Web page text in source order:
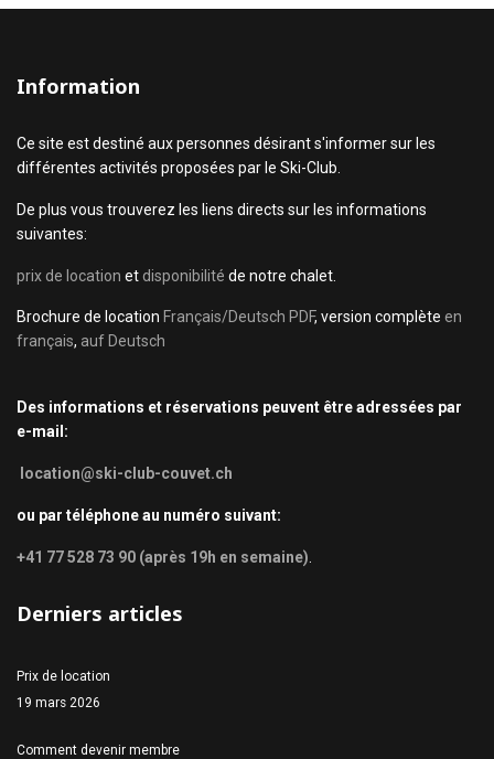
Information
Ce site est destiné aux personnes désirant s'informer sur les
différentes activités proposées par le Ski-Club.
De plus vous trouverez les liens directs sur les informations
suivantes:
prix de location et disponibilité de notre chalet.
Brochure de location Français/Deutsch PDF, version complète en
français, auf Deutsch
Des informations et réservations peuvent être adressées par
e-mail:
location@ski-club-couvet.ch
ou par téléphone au numéro suivant:
+41 77 528 73 90 (après 19h en semaine)
Derniers articles
Prix de location
19 mars 2026
Comment devenir membre